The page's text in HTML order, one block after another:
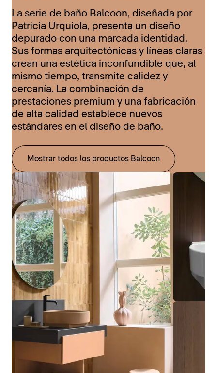
La serie de baño Balcoon, diseñada por
Patricia Urquiola, presenta un diseño
depurado con una marcada identidad.
Sus formas arquitectónicas y líneas claras
crean una estética inconfundible que, al
mismo tiempo, transmite calidez y
cercanía. La combinación de
prestaciones premium y una fabricación
de alta calidad establece nuevos
estándares en el diseño de baño.
Mostrar todos los productos Balcoon